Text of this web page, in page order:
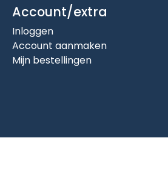
Account/extra
Inloggen
Account aanmaken
Mijn bestellingen